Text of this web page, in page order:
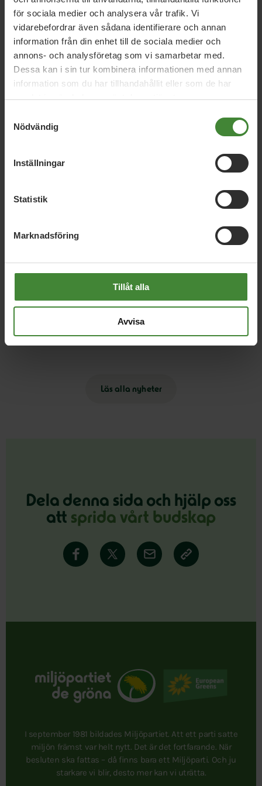
för sociala medier och analysera vår trafik. Vi
vidarebefordrar även sådana identifierare och annan
information från din enhet till de sociala medier och
annons- och analysföretag som vi samarbetar med.
Dessa kan i sin tur kombinera informationen med annan
information som du har tillhandahållit eller som de har
samlat in när du har använt deras tjänster.
Nödvändig
Inställningar
Statistik
Marknadsföring
Tillåt alla
Avvisa
26 juni 2026
MP presenterar industripaket för hållbar
16 april 2026
MP: Sverige vinner på grön politik –
valbudskap inför 2026
Läs alla nyheter
Dela denna sida och hjälp oss
att sprida vårt budskap
I september 1981 bildades Miljöpartiet. Att ett parti satte
miljön främst var helt nytt. Det är det fortfarande. När
besluten ska fattas – då finns bara ett Miljöparti. Och ju
starkare vi blir, desto mer kan vi uträtta.